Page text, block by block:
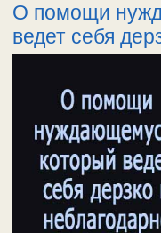
О помощи
ведет себя